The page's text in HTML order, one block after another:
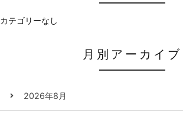
カテゴリーなし
月別アーカイブ
2026年8月